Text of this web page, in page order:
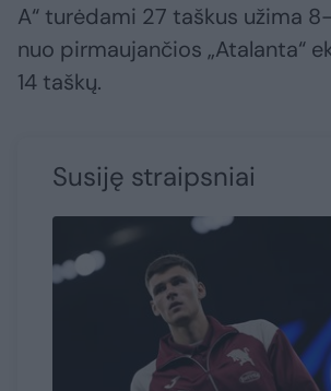
A“ turėdami 27 taškus užima
nuo pirmaujančios „Atalanta“
14 taškų.
Susiję straipsniai